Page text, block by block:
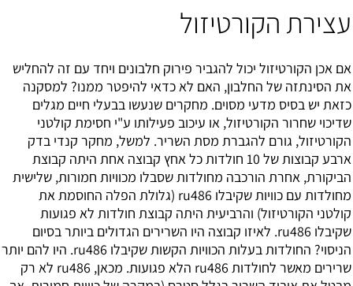
עצירת הקורטיזול
אם אכן הקורטיזול יכול להגביר פירוק חלבונים ויחד עם זה להחליש
את הסינתזה של החלבון, האם לא כדאי להיפטר ממנו? למסקנה
כזאת יש בסיס מדעי מסוים. מחקרים שנעשו בבעלי חיים מגלים
שדיכוי שחרור הקורטיזול, או עיכוב פעילותו ע"י חסימת קולטני
הקורטיזול, גורם להגברת מסת השריר. למשל, מחקר קנדי בדק
ארבע קבוצות של 10 חולדות כל אחץ קבוצה אחת היתה קבוצת
הביקורת, אחרת הורכבה מחולדות שסבלו מכוויות חמורות, שלישית
מחולדות עם כוויות שקיבלו ru486 (גלולת הפלה החוסמת את
קולטני הקורטיזול) והרביעית היתה קבוצת חולדות לא פגועות
שקיבלו ru486. לאיזו קבוצה היו השרירים הגדולים ביותר בסיום
הניסוי? החולדות בעלות הכוויות הקשות שקיבלו ru486. היו להם יותר
שרירים מאשר לחולדות ru486 הלא פגועות. מכאן, ru486 לא רק